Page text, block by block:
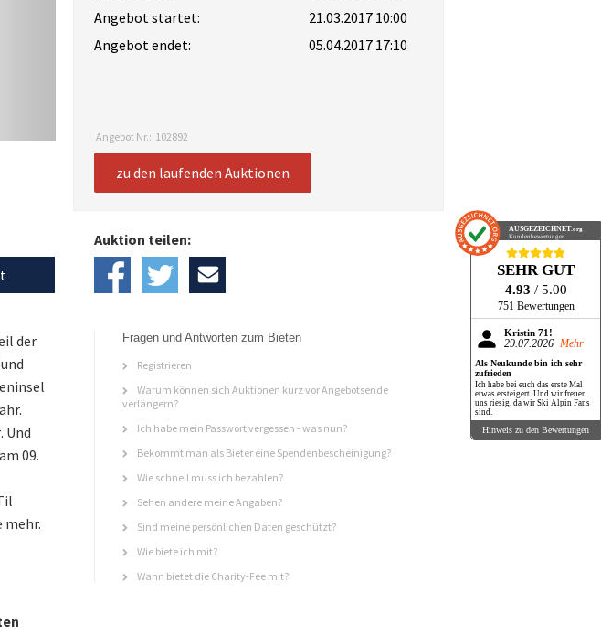
Angebot startet:
21.03.2017 10:00
Angebot endet:
05.04.2017 17:10
Angebot Nr.: 102892
zu den laufenden Auktionen
der
Und
09.
mehr.
Auktion teilen:
Fragen und Antworten zum Bieten
Registrieren
Warum können sich Auktionen kurz vor Angebotsende
verlängern?
Ich habe mein Passwort vergessen - was nun?
Bekommt man als Bieter eine Spendenbescheinigung?
Wie schnell muss ich bezahlen?
Sehen andere meine Angaben?
Sind meine persönlichen Daten geschützt?
Wie biete ich mit?
Wann bietet die Charity-Fee mit?
AUSGEZEICHNET.org
Kundenbewertungen
SEHR GUT
4.93 / 5.00
751 Bewertungen
Kristin 71!
29.07.2026 Mehr
Als Neukunde bin ich sehr
zufrieden
Ich habe bei euch das erste Mal
etwas ersteigert. Und wir freuen
uns riesig, da wir Ski Alpin Fans
sind.
Hinweis zu den Bewertungen